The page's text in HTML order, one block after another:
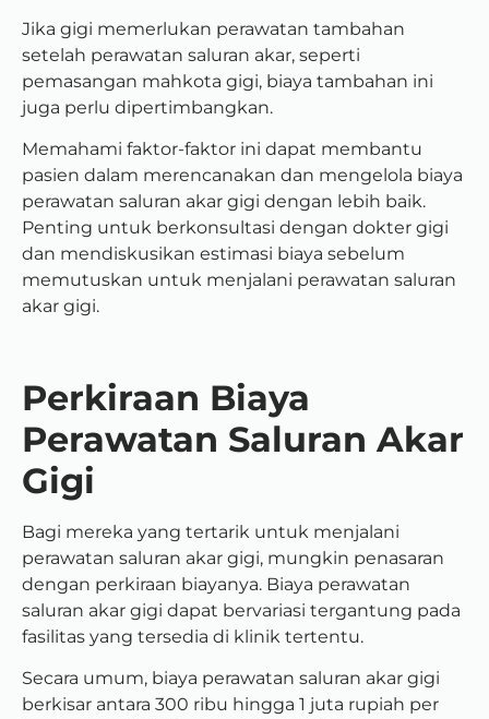
Jika gigi memerlukan perawatan tambahan
setelah perawatan saluran akar, seperti
pemasangan mahkota gigi, biaya tambahan ini
juga perlu dipertimbangkan.
Memahami faktor-faktor ini dapat membantu
pasien dalam merencanakan dan mengelola biaya
perawatan saluran akar gigi dengan lebih baik.
Penting untuk berkonsultasi dengan dokter gigi
dan mendiskusikan estimasi biaya sebelum
memutuskan untuk menjalani perawatan saluran
akar gigi.
Perkiraan Biaya
Perawatan Saluran Akar
Gigi
Bagi mereka yang tertarik untuk menjalani
perawatan saluran akar gigi, mungkin penasaran
dengan perkiraan biayanya. Biaya perawatan
saluran akar gigi dapat bervariasi tergantung pada
fasilitas yang tersedia di klinik tertentu.
Secara umum, biaya perawatan saluran akar gigi
berkisar antara 300 ribu hingga 1 juta rupiah per